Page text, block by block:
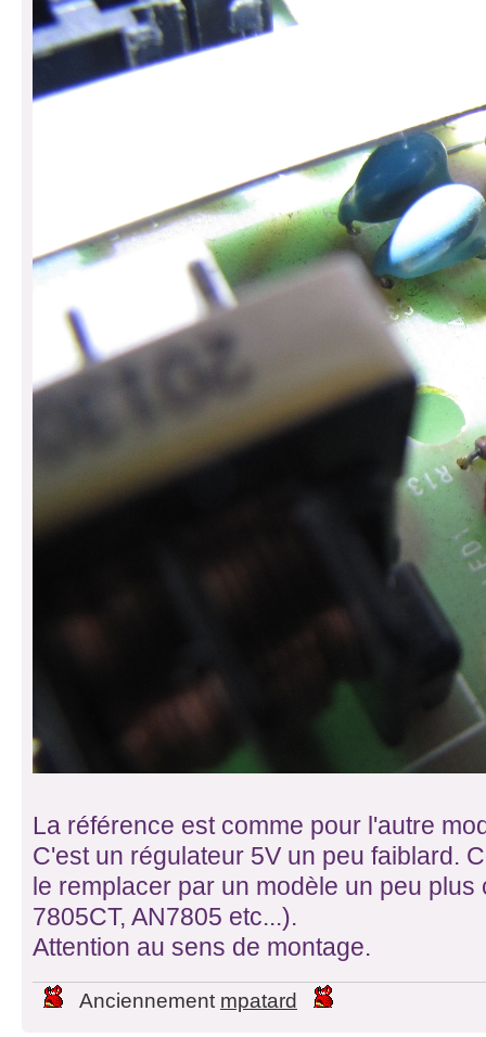
La référence est comme pour l'autre
C'est un régulateur 5V un peu faiblard.
le remplacer par un modèle un peu
7805CT, AN7805 etc...).
Attention au sens de montage.
Anciennement mpatard